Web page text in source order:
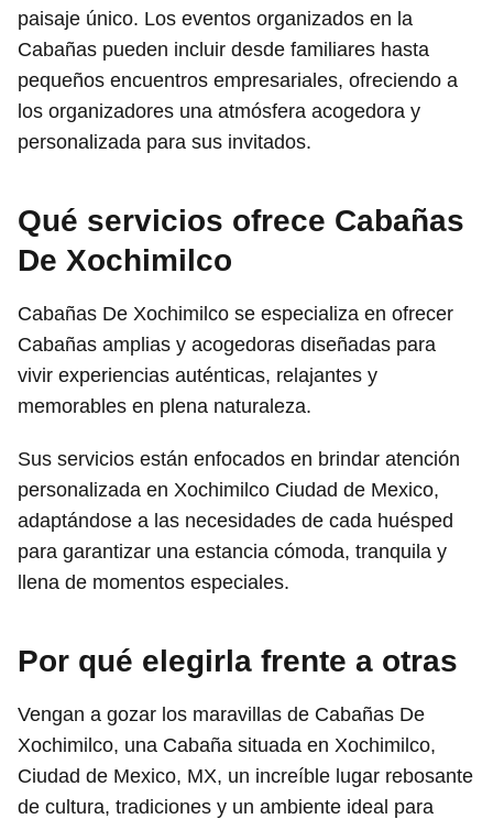
paisaje único. Los eventos organizados en la
Cabañas pueden incluir desde familiares hasta
pequeños encuentros empresariales, ofreciendo a
los organizadores una atmósfera acogedora y
personalizada para sus invitados.
Qué servicios ofrece Cabañas
De Xochimilco
Cabañas De Xochimilco se especializa en ofrecer
Cabañas amplias y acogedoras diseñadas para
vivir experiencias auténticas, relajantes y
memorables en plena naturaleza.
Sus servicios están enfocados en brindar atención
personalizada en Xochimilco Ciudad de Mexico,
adaptándose a las necesidades de cada huésped
para garantizar una estancia cómoda, tranquila y
llena de momentos especiales.
Por qué elegirla frente a otras
Vengan a gozar los maravillas de Cabañas De
Xochimilco, una Cabaña situada en Xochimilco,
Ciudad de Mexico, MX, un increíble lugar rebosante
de cultura, tradiciones y un ambiente ideal para